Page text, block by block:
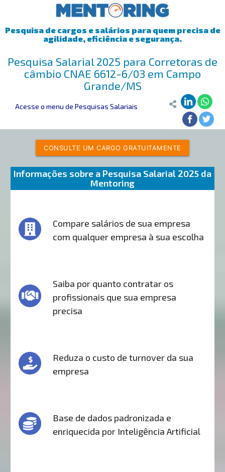
Pesquisa de cargos e salários para quem precisa de
agilidade, eficiência e segurança.
Pesquisa Salarial 2025 para Corretoras de
câmbio CNAE 6612-6/03 em Campo
Grande/MS
Acesse o menu de Pesquisas Salariais
CONSULTE UM CARGO GRATUITAMENTE
Informações sobre a Pesquisa Salarial 2025 da
Mentoring
Compare salários de sua empresa
com qualquer empresa à sua escolha
Saiba por quanto contratar os
profissionais que sua empresa
precisa
Reduza o custo de turnover da sua
empresa
Base de dados padronizada e
enriquecida por Inteligência Artificial